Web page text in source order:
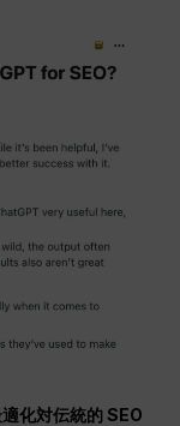
化対伝統的SEO